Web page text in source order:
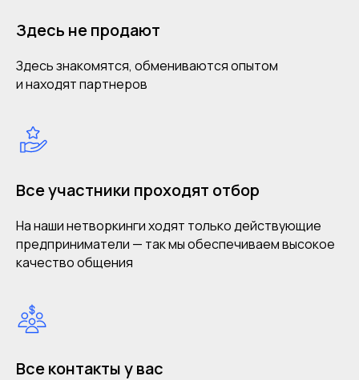
Здесь не продают
Здесь знакомятся, обмениваются опытом
и находят партнеров
Все участники проходят отбор
На наши нетворкинги ходят только действующие
предприниматели — так мы обеспечиваем высокое
качество общения
Все контакты у вас